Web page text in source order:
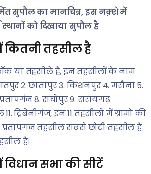
सुपौल का मानचित्र, इस नक़्शे में
को दिखाया सुपौल है
तहसील है
या तहसीलें है, इन तहसीलों के नाम
2. छातापुर 3. किशनपुर 4. मरौना 5.
प्रतापगंज 8. राघोपुर 9. सरायगढ़
ट्रिबेनीगंज, इन 11 तहसीलो में ग्रामो की
तहसील सबसे छोटी तहसील है
है।
सभा की सीटें